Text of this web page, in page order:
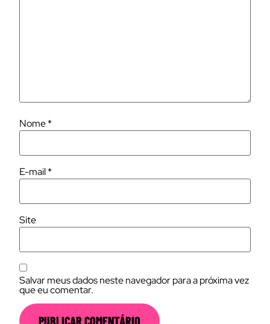
Nome*
E-mail*
Site
Salvar meus dados neste navegador para a próxima vez
que eu comentar.